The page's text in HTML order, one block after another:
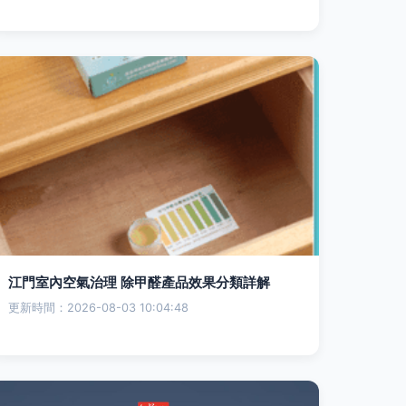
江門室內空氣治理 除甲醛產品效果分類詳解
更新時間：2026-08-03 10:04:48